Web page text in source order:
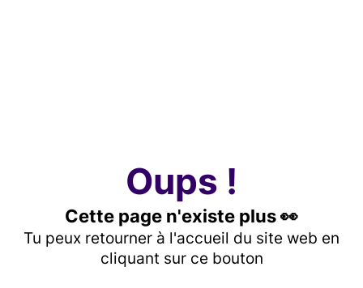
Oups !
Cette page n'existe plus 👀
Tu peux retourner à l'accueil du site web en
cliquant sur ce bouton